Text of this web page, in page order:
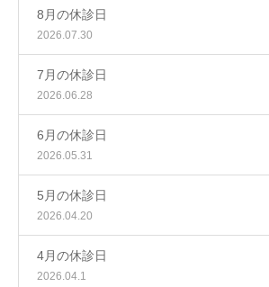
8月の休診日
2026.07.30
7月の休診日
2026.06.28
6月の休診日
2026.05.31
5月の休診日
2026.04.20
4月の休診日
2026.04.1